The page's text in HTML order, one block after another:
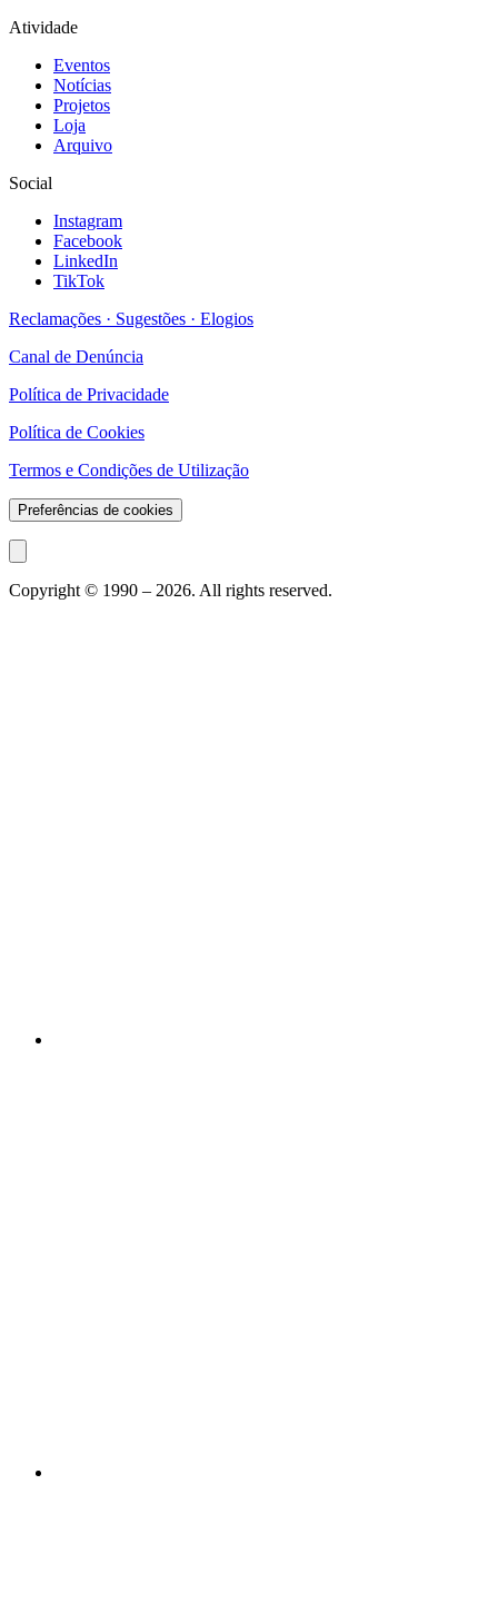
Atividade
Eventos
Notícias
Projetos
Loja
Arquivo
Social
Instagram
Facebook
LinkedIn
TikTok
Reclamações · Sugestões · Elogios
Canal de Denúncia
Política de Privacidade
Política de Cookies
Termos e Condições de Utilização
Preferências de cookies
Copyright © 1990 – 2026. All rights reserved.